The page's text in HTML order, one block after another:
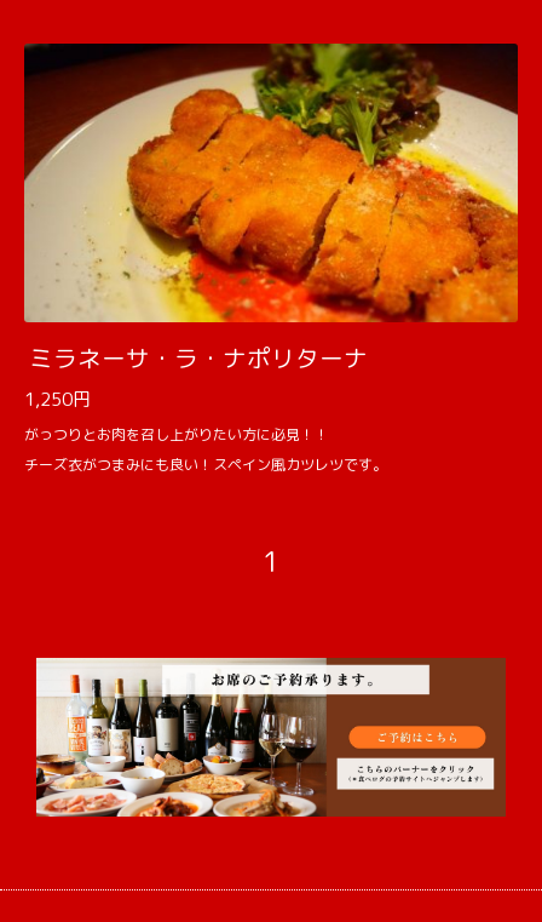
ミラネーサ・ラ・ナポリターナ
1,250円
がっつりとお肉を召し上がりたい方に必見！！
チーズ衣がつまみにも良い！スペイン風カツレツです。
1